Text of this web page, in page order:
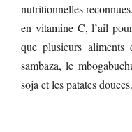
nutritionnelles
en vitamine C, l’ail
que plusieurs
sambaza, le
soja et les patates douces.